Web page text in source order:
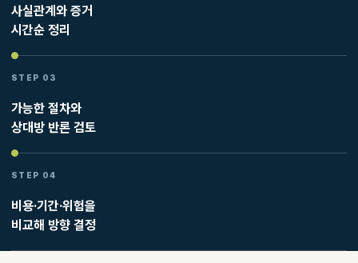
사실관계와 증거
시간순 정리
STEP 03
가능한 절차와
상대방 반론 검토
STEP 04
비용·기간·위험을
비교해 방향 결정